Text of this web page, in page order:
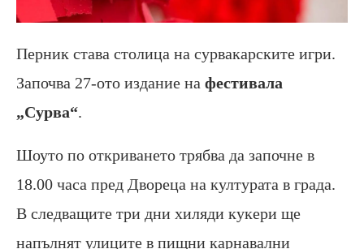
Перник става столица на сурвакарските игри.
Започва 27-ото издание на фестивала
„Сурва“.
Шоуто по откриването трябва да започне в
18.00 часа пред Двореца на културата в града.
В следващите три дни хиляди кукери ще
напълнят улиците в пищни карнавални